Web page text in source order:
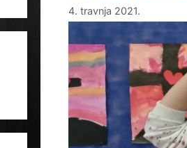
4. travnja 2021.